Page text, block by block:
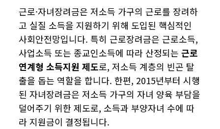
근로·자녀장려금은 저소득 가구의 근로를 장려하
고 실질 소득을 지원하기 위해 도입된 핵심적인
사회안전망입니다. 특히 근로장려금은 근로소득,
사업소득 또는 종교인소득에 따라 산정되는근로
연계형 소득지원 제도로, 저소득 계층의 빈곤 탈
출을 돕는 역할을 합니다. 한편, 2015년부터 시행
된 자녀장려금은 저소득 가구의 자녀 양육 부담을
덜어주기 위한 제도로, 소득과 부양자녀 수에 따
라 지원금이 결정됩니다.